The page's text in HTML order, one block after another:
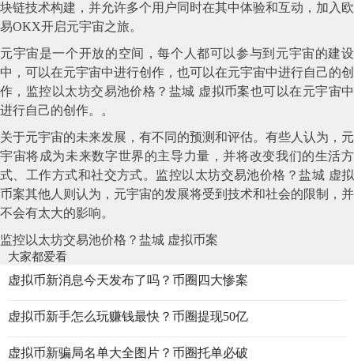
块链技术构建，并允许多个用户同时在其中体验和互动，加入欧
易OKX开启元宇宙之旅。
元宇宙是一个开放的空间，每个人都可以参与到元宇宙的建设
中，可以在元宇宙中进行创作，也可以在元宇宙中进行自己的创
作，监控以太坊交易池价格？盐城 虚拟币案也可以在元宇宙中
进行自己的创作。。
关于元宇宙的未来发展，有不同的预测和评估。有些人认为，元
宇宙将成为未来数字世界的主导力量，并将改变我们的生活方
式、工作方式和社交方式。监控以太坊交易池价格？盐城 虚拟
币案其他人则认为，元宇宙的发展将受到技术和社会的限制，并
不会有太大的影响。
监控以太坊交易池价格？盐城 虚拟币案
大家都爱看
虚拟币新消息今天发布了吗？币圈四大惨案
虚拟币新手怎么玩赚钱最快？币圈提现50亿
虚拟币新骗局名单大全图片？币圈托单必破